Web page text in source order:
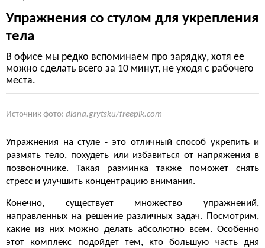
Упражнения со стулом для укрепления
тела
В офисе мы редко вспоминаем про зарядку, хотя ее
можно сделать всего за 10 минут, не уходя с рабочего
места.
Источник фото: diana.grytsku/freepik.com
Упражнения на стуле - это отличный способ укрепить и
размять тело, похудеть или избавиться от напряжения в
позвоночнике. Такая разминка также поможет снять
стресс и улучшить концентрацию внимания.
Конечно, существует множество упражнений,
направленных на решение различных задач. Посмотрим,
какие из них можно делать абсолютно всем. Особенно
этот комплекс подойдет тем, кто большую часть дня